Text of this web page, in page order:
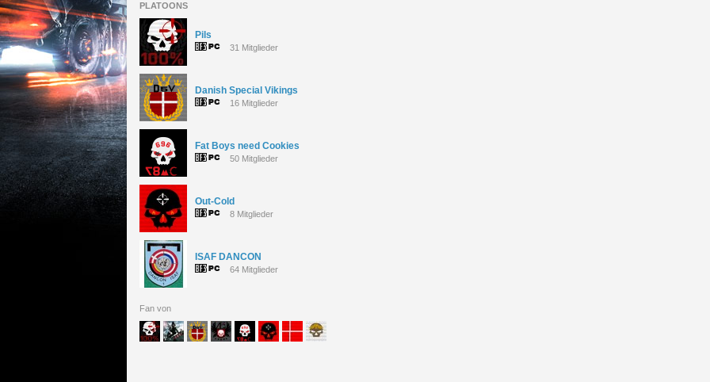
PLATOONS
Pils
31 Mitglieder
Danish Special Vikings
16 Mitglieder
Fat Boys need Cookies
50 Mitglieder
Out-Cold
8 Mitglieder
ISAF DANCON
64 Mitglieder
Fan von